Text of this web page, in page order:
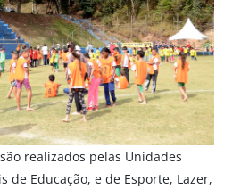
realizados pelas Unidades
de Educação, e de Esporte, Lazer,